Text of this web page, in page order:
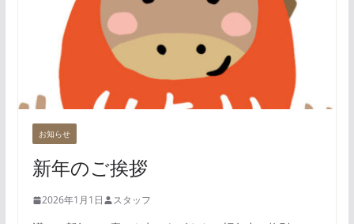
お知らせ
新年のご挨拶
2026年1月1日 スタッフ